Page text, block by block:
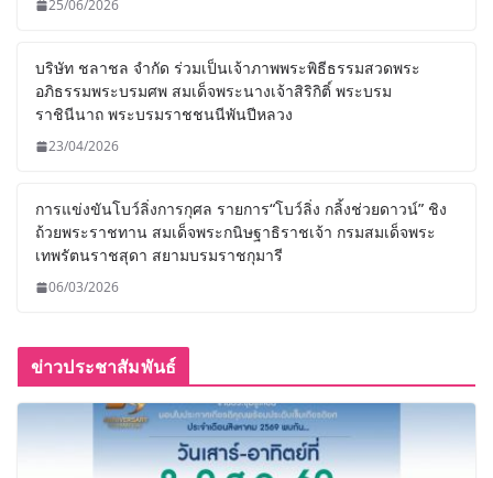
25/06/2026
บริษัท ชลาชล จำกัด ร่วมเป็นเจ้าภาพพระพิธีธรรมสวดพระ
อภิธรรมพระบรมศพ สมเด็จพระนางเจ้าสิริกิติ์ พระบรม
ราชินีนาถ พระบรมราชชนนีพันปีหลวง
23/04/2026
การแข่งขันโบว์ลิ่งการกุศล รายการ“โบว์ลิ่ง กลิ้งช่วยดาวน์” ชิง
ถ้วยพระราชทาน สมเด็จพระกนิษฐาธิราชเจ้า กรมสมเด็จพระ
เทพรัตนราชสุดา สยามบรมราชกุมารี
06/03/2026
ข่าวประชาสัมพันธ์